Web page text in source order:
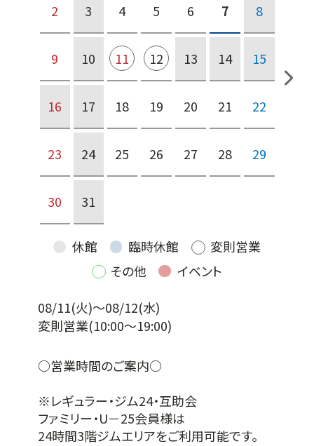
2 3 4 5 6 7 8
9 10 11 12 13 14 15
16 17 18 19 20 21 22
23 24 25 26 27 28 29
30 31
休館 臨時休館
変則営業
その他
イベント
変則営業(10:00～19:00)
08/11(火)～08/12(水)
○営業時間のご案内○
※レギュラー・ジム24・互助会
ファミリー・U－25会員様は
24時間3階ジムエリアをご利用可能です。